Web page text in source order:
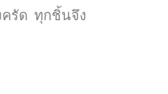
รัด ทุกชิ้นจึง